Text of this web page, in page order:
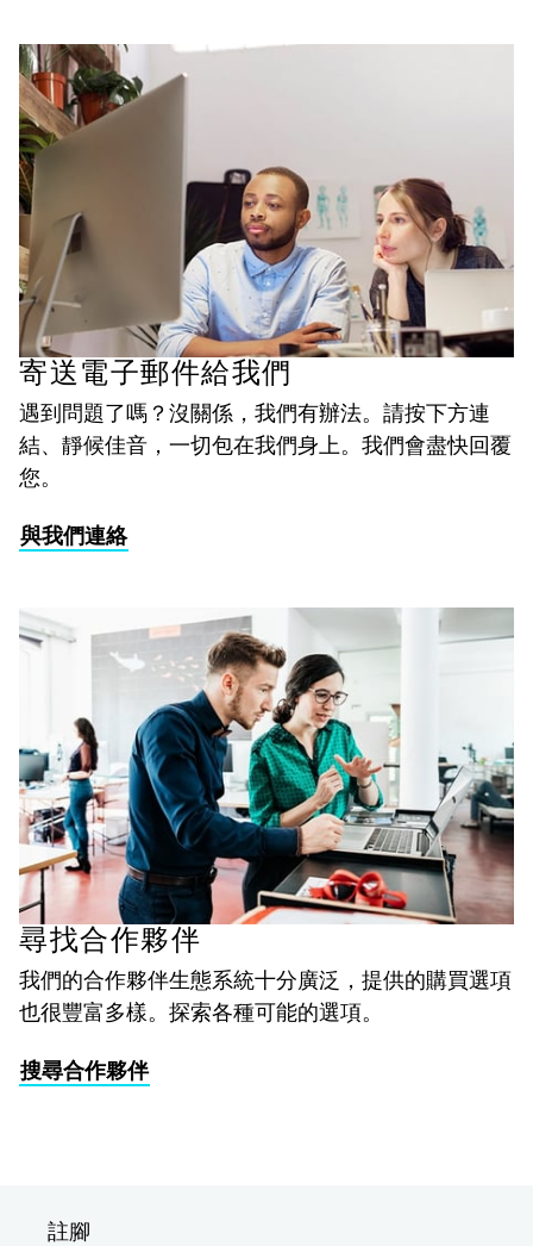
寄送電子郵件給我們
遇到問題了嗎？沒關係，我們有辦法。請按下方連
結、靜候佳音，一切包在我們身上。我們會盡快回覆
您。
與我們連絡
尋找合作夥伴
我們的合作夥伴生態系統十分廣泛，提供的購買選項
也很豐富多樣。探索各種可能的選項。
搜尋合作夥伴
註腳